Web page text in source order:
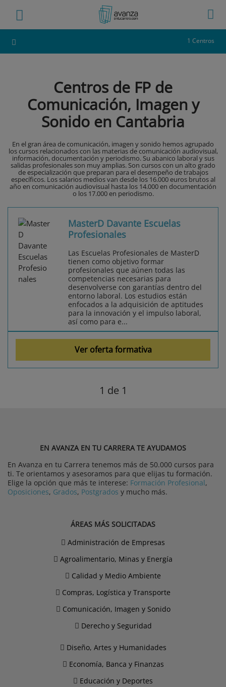
1 Centros
Centros de FP de
Comunicación, Imagen y
Sonido en Cantabria
En el gran área de comunicación, imagen y sonido hemos agrupado
los cursos relacionados con las materias de comunicación audiovisual,
información, documentación y periodismo. Su abanico laboral y sus
salidas profesionales son muy amplias. Son cursos con un alto grado
de especialización que preparan para el desempeño de trabajos
específicos. Los salarios medios van desde los 16.000 euros brutos al
año en comunicación audiovisual hasta los 14.000 en documentación
o los 17.000 en periodismo.
MasterD Davante Escuelas
Profesionales
Las Escuelas Profesionales de MasterD
tienen como objetivo formar
profesionales que aúnen todas las
competencias necesarias para
desenvolverse con garantías dentro del
entorno laboral. Los estudios están
enfocados a la adquisición de aptitudes
para la innovación y el impulso laboral,
así como para e...
Ver oferta formativa
1 de 1
EN AVANZA EN TU CARRERA TE AYUDAMOS
En Avanza en tu Carrera tenemos más de 50.000 cursos para
ti. Te orientamos y asesoramos para que elijas tu formación.
Elige la opción que más te interese: Formación Profesional,
Oposiciones, Grados, Postgrados y mucho más.
ÁREAS MÁS SOLICITADAS
Administración de Empresas
Agroalimentario, Minas y Energía
Calidad y Medio Ambiente
Compras, Logística y Transporte
Comunicación, Imagen y Sonido
Derecho y Seguridad
Diseño, Artes y Humanidades
Economía, Banca y Finanzas
Educación y Deportes